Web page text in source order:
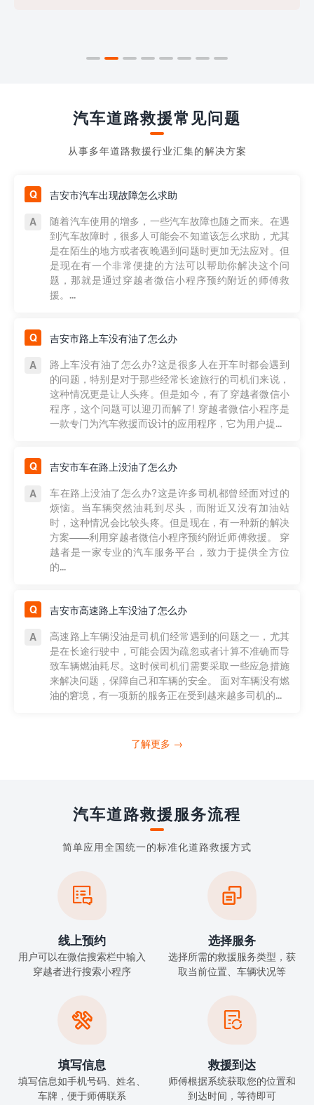
汽车道路救援常见问题
从事多年道路救援行业汇集的解决方案
吉安市汽车出现故障怎么求助
随着汽车使用的增多，一些汽车故障也随之而来。在遇
到汽车故障时，很多人可能会不知道该怎么求助，尤其
是在陌生的地方或者夜晚遇到问题时更加无法应对。但
是现在有一个非常便捷的方法可以帮助你解决这个问
题，那就是通过穿越者微信小程序预约附近的师傅救
援。...
吉安市路上车没有油了怎么办
路上车没有油了怎么办?这是很多人在开车时都会遇到
的问题，特别是对于那些经常长途旅行的司机们来说，
这种情况更是让人头疼。但是如今，有了穿越者微信小
程序，这个问题可以迎刃而解了! 穿越者微信小程序是
一款专门为汽车救援而设计的应用程序，它为用户提...
吉安市车在路上没油了怎么办
车在路上没油了怎么办?这是许多司机都曾经面对过的
烦恼。当车辆突然油耗到尽头，而附近又没有加油站
时，这种情况会比较头疼。但是现在，有一种新的解决
方案——利用穿越者微信小程序预约附近师傅救援。 穿
越者是一家专业的汽车服务平台，致力于提供全方位
的...
吉安市高速路上车没油了怎么办
高速路上车辆没油是司机们经常遇到的问题之一，尤其
是在长途行驶中，可能会因为疏忽或者计算不准确而导
致车辆燃油耗尽。这时候司机们需要采取一些应急措施
来解决问题，保障自己和车辆的安全。 面对车辆没有燃
油的窘境，有一项新的服务正在受到越来越多司机的...
了解更多 →
汽车道路救援服务流程
简单应用全国统一的标准化道路救援方式

线上预约
用户可以在微信搜索栏中输入
穿越者进行搜索小程序

选择服务
选择所需的救援服务类型，获
取当前位置、车辆状况等

填写信息
填写信息如手机号码、姓名、
车牌，便于师傅联系

救援到达
师傅根据系统获取您的位置和
到达时间，等待即可